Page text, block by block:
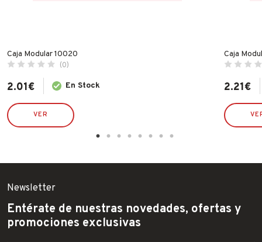
Caja Modular 10020
(0)
2.01€ En Stock
VER
Caja
2.21€
Newsletter
Entérate de nuestras novedades, ofertas y
promociones exclusivas